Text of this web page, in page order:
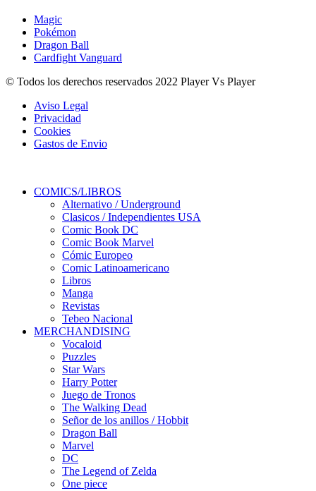
Magic
Pokémon
Dragon Ball
Cardfight Vanguard
© Todos los derechos reservados 2022 Player Vs Player
Aviso Legal
Privacidad
Cookies
Gastos de Envio
COMICS/LIBROS
Alternativo / Underground
Clasicos / Independientes USA
Comic Book DC
Comic Book Marvel
Cómic Europeo
Comic Latinoamericano
Libros
Manga
Revistas
Tebeo Nacional
MERCHANDISING
Vocaloid
Puzzles
Star Wars
Harry Potter
Juego de Tronos
The Walking Dead
Señor de los anillos / Hobbit
Dragon Ball
Marvel
DC
The Legend of Zelda
One piece